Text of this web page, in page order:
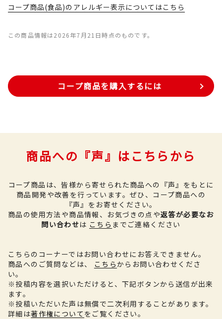
コープ商品(食品)のアレルギー表示についてはこちら
この商品情報は2026年7月21日時点のものです。
コープ商品を購入するには
商品への『声』はこちらから
コープ商品は、皆様から寄せられた商品への『声』をもとに
商品開発や改善を行っています。 ぜひ、コープ商品への
『声』をお寄せください。
商品の使用方法や商品情報、お気づきの点や返答が必要なお
問い合わせは こちら までご連絡ください
こちらのコーナーではお問い合わせにお答えできません。
商品へのご質問などは、
こちらからお問い合わせくださ
い。
※投稿内容を選択いただけると、下記ボタンから送信が出来
ます。
※投稿いただいた声は無償で二次利用することがあります。
詳細は著作権について をご覧ください。